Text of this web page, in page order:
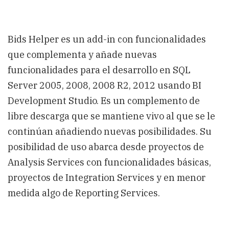
Bids Helper es un add-in con funcionalidades
que complementa y añade nuevas
funcionalidades para el desarrollo en SQL
Server 2005, 2008, 2008 R2, 2012 usando BI
Development Studio. Es un complemento de
libre descarga que se mantiene vivo al que se le
continúan añadiendo nuevas posibilidades. Su
posibilidad de uso abarca desde proyectos de
Analysis Services con funcionalidades básicas,
proyectos de Integration Services y en menor
medida algo de Reporting Services.